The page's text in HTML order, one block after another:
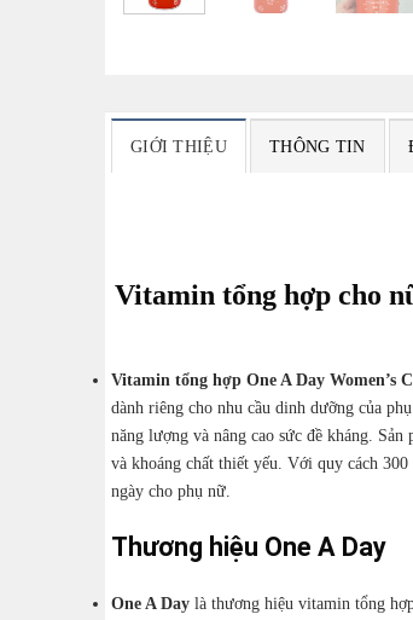
GIỚI THIỆU THÔNG TIN
Vitamin tổng hợp cho
Vitamin tổng hợp One A Day Women’s
dành riêng cho nhu cầu dinh dưỡng của
năng lượng và nâng cao sức đề kháng.
và khoáng chất thiết yếu. Với quy cách
ngày cho phụ nữ.
Thương hiệu One A Day
One A Day là thương hiệu vitamin tổng